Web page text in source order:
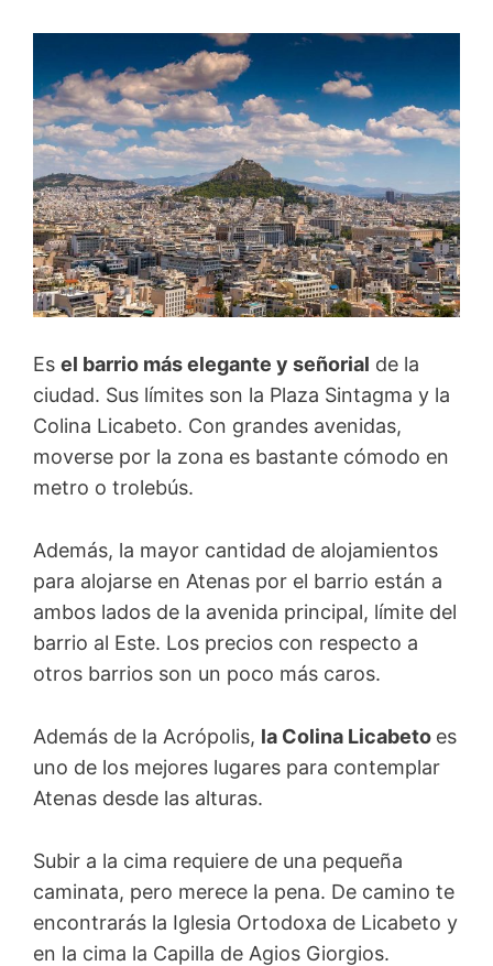
Es el barrio más elegante y señorial de la
ciudad. Sus límites son la Plaza Sintagma y la
Colina Licabeto. Con grandes avenidas,
moverse por la zona es bastante cómodo en
metro o trolebús.
Además, la mayor cantidad de alojamientos
para alojarse en Atenas por el barrio están a
ambos lados de la avenida principal, límite del
barrio al Este. Los precios con respecto a
otros barrios son un poco más caros.
Además de la Acrópolis, la Colina Licabeto es
uno de los mejores lugares para contemplar
Atenas desde las alturas.
Subir a la cima requiere de una pequeña
caminata, pero merece la pena. De camino te
encontrarás la Iglesia Ortodoxa de Licabeto y
en la cima la Capilla de Agios Giorgios.